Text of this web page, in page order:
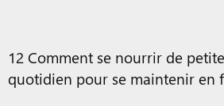
12 Comment se nourrir de
quotidien pour se maintenir en